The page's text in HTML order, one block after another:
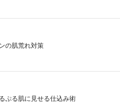
の肌荒れ対策
ぷる肌に見せる仕込み術